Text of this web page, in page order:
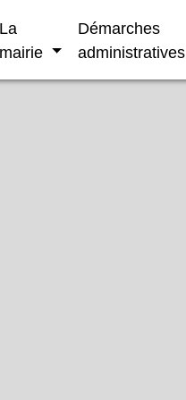
La
mairie
Démarches
administratives